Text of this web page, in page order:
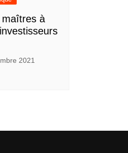
maîtres à
2021